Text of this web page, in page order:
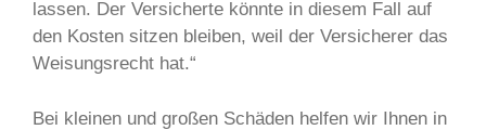
lassen. Der Versicherte könnte in diesem Fall auf
den Kosten sitzen bleiben, weil der Versicherer das
Weisungsrecht hat.“
Bei kleinen und großen Schäden helfen wir Ihnen in